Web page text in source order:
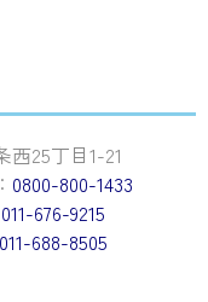
西25丁目1-21
0800-800-1433
011-676-9215
011-688-8505